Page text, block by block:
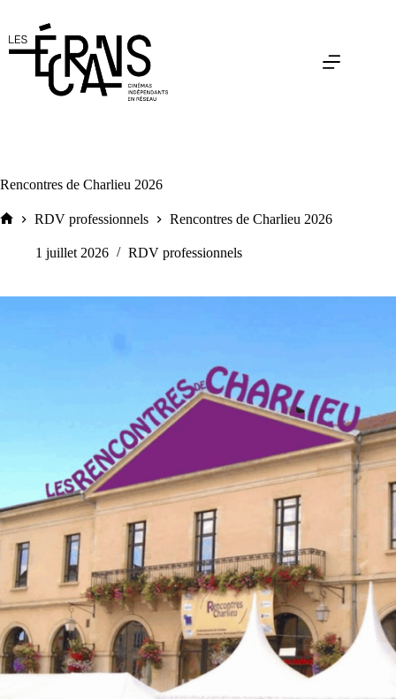
contenu
Rencontres de Charlieu 2026
RDV professionnels Rencontres de Charlieu 2026
1 juillet 2026 RDV professionnels